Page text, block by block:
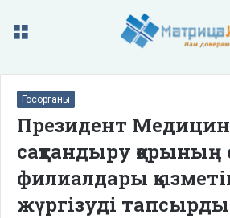
Меню
Госорганы
Президент
сақтандыру қорының
филиалдары
жүргізуді тапсырды